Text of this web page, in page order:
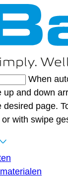
When
up and down
desired page.
with swipe